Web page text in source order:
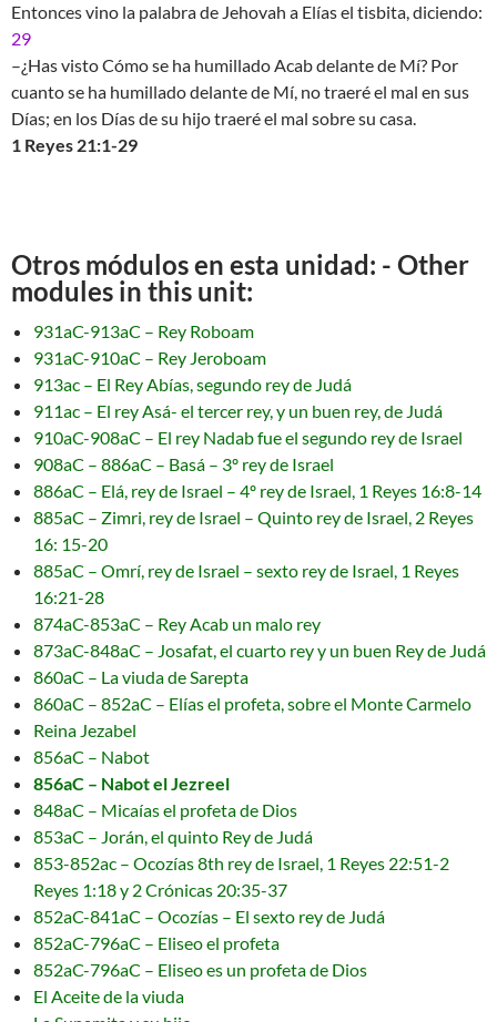
Entonces vino la palabra de Jehovah a Elías el tisbita, diciendo:
29
–¿Has visto Cómo se ha humillado Acab delante de Mí? Por
cuanto se ha humillado delante de Mí, no traeré el mal en sus
Días; en los Días de su hijo traeré el mal sobre su casa.
1 Reyes 21:1-29
Otros módulos en esta unidad: - Other
modules in this unit:
931aC-913aC – Rey Roboam
931aC-910aC – Rey Jeroboam
913ac – El Rey Abías, segundo rey de Judá
911ac – El rey Asá- el tercer rey, y un buen rey, de Judá
910aC-908aC – El rey Nadab fue el segundo rey de Israel
908aC – 886aC – Basá – 3º rey de Israel
886aC – Elá, rey de Israel – 4º rey de Israel, 1 Reyes 16:8-14
885aC – Zimri, rey de Israel – Quinto rey de Israel, 2 Reyes
16: 15-20
885aC – Omrí, rey de Israel – sexto rey de Israel, 1 Reyes
16:21-28
874aC-853aC – Rey Acab un malo rey
873aC-848aC – Josafat, el cuarto rey y un buen Rey de Judá
860aC – La viuda de Sarepta
860aC – 852aC – Elías el profeta, sobre el Monte Carmelo
Reina Jezabel
856aC – Nabot
856aC – Nabot el Jezreel
848aC – Micaías el profeta de Dios
853aC – Jorán, el quinto Rey de Judá
853-852ac – Ocozías 8th rey de Israel, 1 Reyes 22:51-2
Reyes 1:18 y 2 Crónicas 20:35-37
852aC-841aC – Ocozías – El sexto rey de Judá
852aC-796aC – Eliseo el profeta
852aC-796aC – Eliseo es un profeta de Dios
El Aceite de la viuda